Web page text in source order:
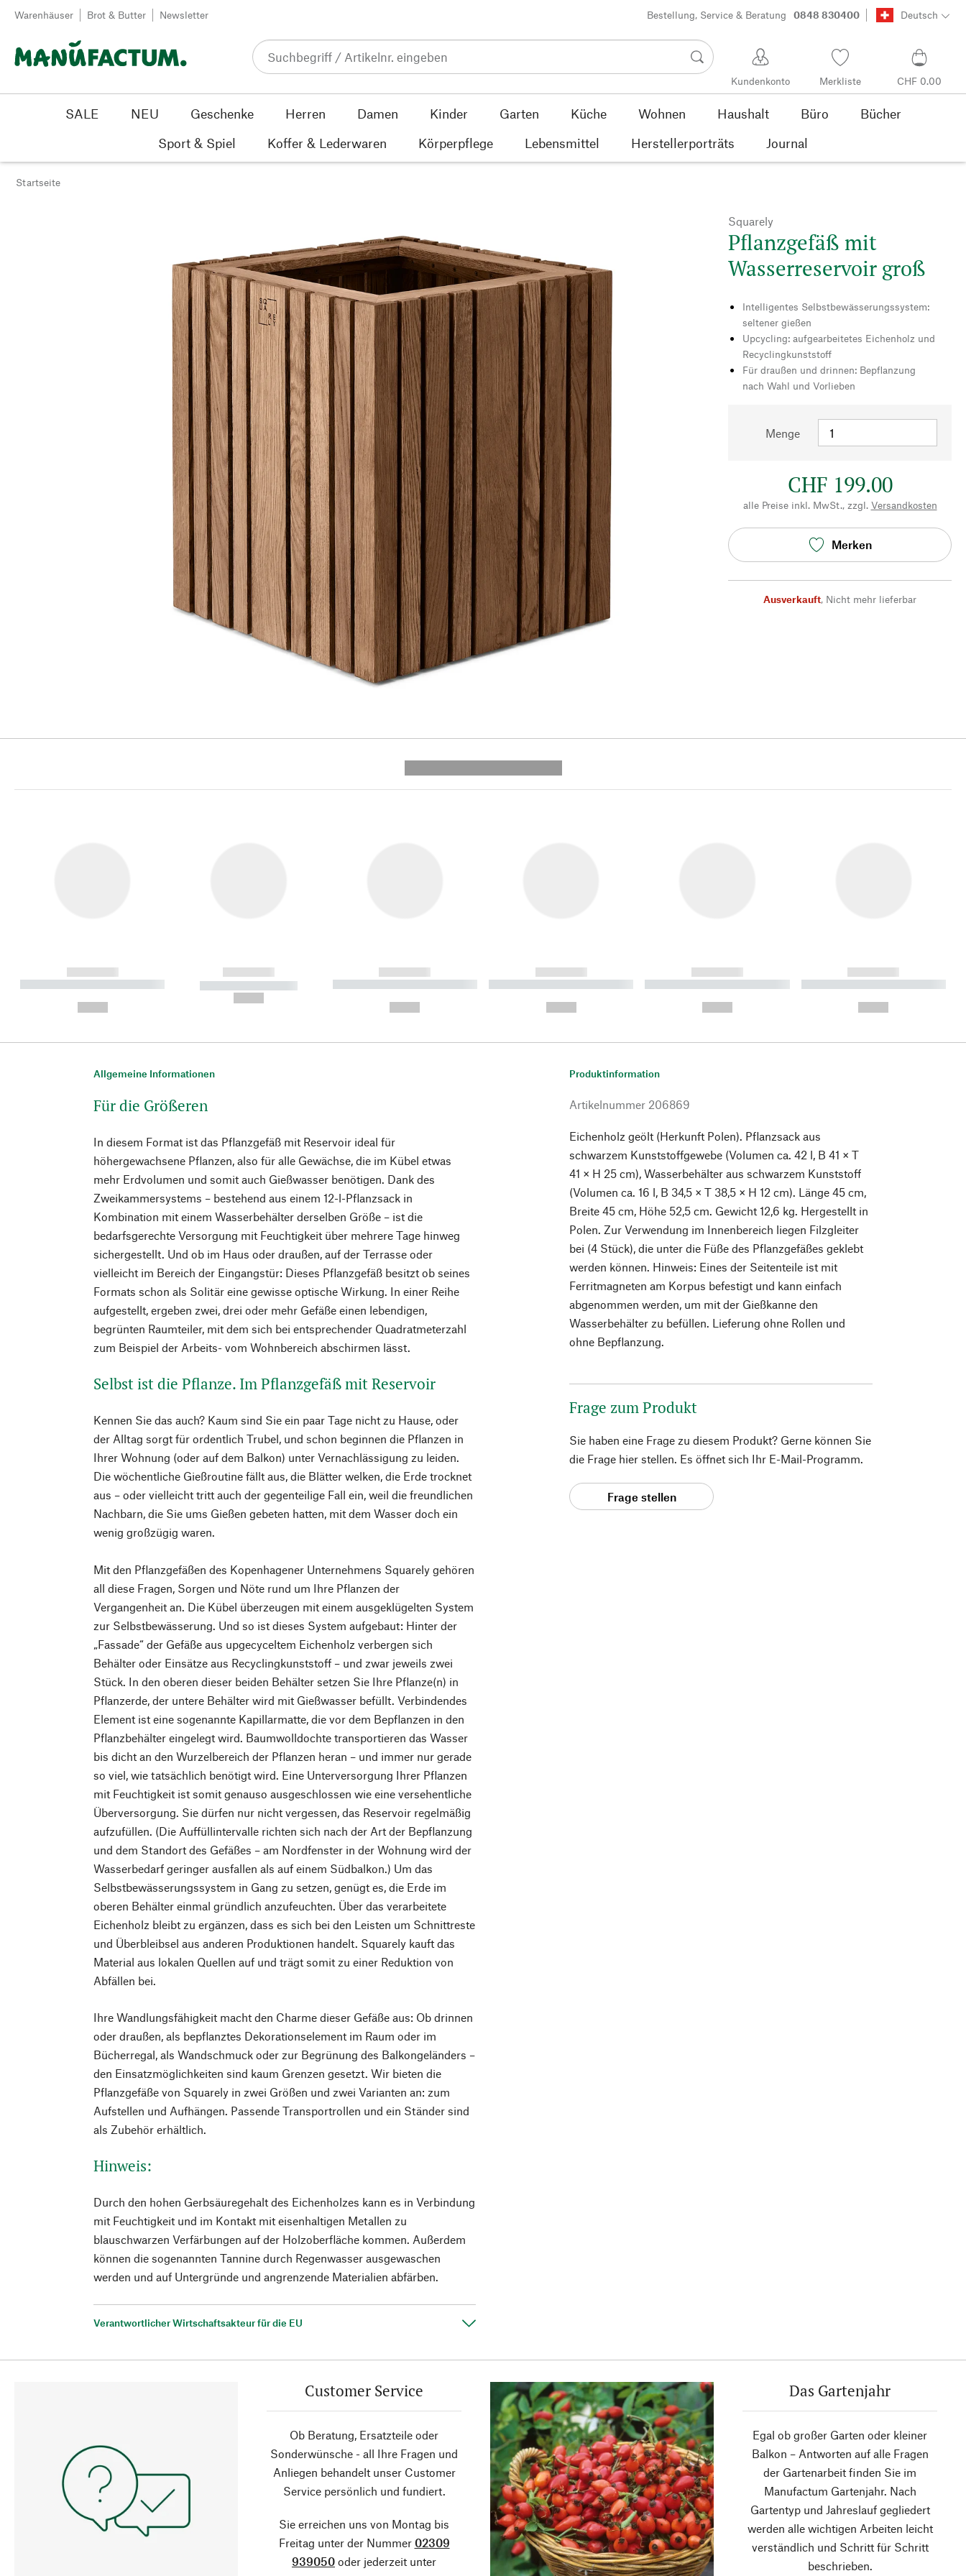
Zum Inhalt springen
Warenhäuser Brot & Butter Newsletter Bestellung, Service & Beratung 0848 830400 Deutsch
Kundenkonto Merkliste CHF 0.00
SALE NEU Geschenke Herren Damen Kinder Garten Küche Wohnen Haushalt Büro
Bücher
Sport & Spiel
Koffer & Lederwaren Körperpflege Lebensmittel Herstellerporträts Journal
Startseite
Squarely
Pflanzgefäß mit
Wasserreservoir groß
Intelligentes Selbstbewässerungssystem:
seltener gießen
Upcycling: aufgearbeitetes Eichenholz und
Recyclingkunststoff
Für draußen und drinnen: Bepflanzung
nach Wahl und Vorlieben
Menge
CHF 199.00
alle Preise inkl. MwSt., zzgl. Versandkosten
Merken
Ausverkauft, Nicht mehr lieferbar
------------
----------- ----------- ----------
------------
----------- -----------
------------
----------- ----------- ----------
------------
----------- ----------- ----------
------------
----------- ----------- ----------
------------
----------- ----------- ----------
Allgemeine Informationen
Für die Größeren
In diesem Format ist das Pflanzgefäß mit Reservoir ideal für
höhergewachsene Pflanzen, also für alle Gewächse, die im Kübel etwas
mehr Erdvolumen und somit auch Gießwasser benötigen. Dank des
Zweikammersystems – bestehend aus einem 12-l-Pflanzsack in
Kombination mit einem Wasserbehälter derselben Größe – ist die
bedarfsgerechte Versorgung mit Feuchtigkeit über mehrere Tage hinweg
sichergestellt. Und ob im Haus oder draußen, auf der Terrasse oder
vielleicht im Bereich der Eingangstür: Dieses Pflanzgefäß besitzt ob seines
Formats schon als Solitär eine gewisse optische Wirkung. In einer Reihe
aufgestellt, ergeben zwei, drei oder mehr Gefäße einen lebendigen,
begrünten Raumteiler, mit dem sich bei entsprechender Quadratmeterzahl
zum Beispiel der Arbeits- vom Wohnbereich abschirmen lässt.
Selbst ist die Pflanze. Im Pflanzgefäß mit Reservoir
Kennen Sie das auch? Kaum sind Sie ein paar Tage nicht zu Hause, oder
der Alltag sorgt für ordentlich Trubel, und schon beginnen die Pflanzen in
Ihrer Wohnung (oder auf dem Balkon) unter Vernachlässigung zu leiden.
Die wöchentliche Gießroutine fällt aus, die Blätter welken, die Erde trocknet
aus – oder vielleicht tritt auch der gegenteilige Fall ein, weil die freundlichen
Nachbarn, die Sie ums Gießen gebeten hatten, mit dem Wasser doch ein
wenig großzügig waren.
Mit den Pflanzgefäßen des Kopenhagener Unternehmens Squarely gehören
all diese Fragen, Sorgen und Nöte rund um Ihre Pflanzen der
Vergangenheit an. Die Kübel überzeugen mit einem ausgeklügelten System
zur Selbstbewässerung. Und so ist dieses System aufgebaut: Hinter der
„Fassade“ der Gefäße aus upgecyceltem Eichenholz verbergen sich
Behälter oder Einsätze aus Recyclingkunststoff – und zwar jeweils zwei
Stück. In den oberen dieser beiden Behälter setzen Sie Ihre Pflanze(n) in
Pflanzerde, der untere Behälter wird mit Gießwasser befüllt. Verbindendes
Element ist eine sogenannte Kapillarmatte, die vor dem Bepflanzen in den
Pflanzbehälter eingelegt wird. Baumwolldochte transportieren das Wasser
bis dicht an den Wurzelbereich der Pflanzen heran – und immer nur gerade
so viel, wie tatsächlich benötigt wird. Eine Unterversorgung Ihrer Pflanzen
mit Feuchtigkeit ist somit genauso ausgeschlossen wie eine versehentliche
Überversorgung. Sie dürfen nur nicht vergessen, das Reservoir regelmäßig
aufzufüllen. (Die Auffüllintervalle richten sich nach der Art der Bepflanzung
und dem Standort des Gefäßes – am Nordfenster in der Wohnung wird der
Wasserbedarf geringer ausfallen als auf einem Südbalkon.) Um das
Selbstbewässerungssystem in Gang zu setzen, genügt es, die Erde im
oberen Behälter einmal gründlich anzufeuchten. Über das verarbeitete
Eichenholz bleibt zu ergänzen, dass es sich bei den Leisten um Schnittreste
und Überbleibsel aus anderen Produktionen handelt. Squarely kauft das
Material aus lokalen Quellen auf und trägt somit zu einer Reduktion von
Abfällen bei.
Ihre Wandlungsfähigkeit macht den Charme dieser Gefäße aus: Ob drinnen
oder draußen, als bepflanztes Dekorationselement im Raum oder im
Bücherregal, als Wandschmuck oder zur Begrünung des Balkongeländers –
den Einsatzmöglichkeiten sind kaum Grenzen gesetzt. Wir bieten die
Pflanzgefäße von Squarely in zwei Größen und zwei Varianten an: zum
Aufstellen und Aufhängen. Passende Transportrollen und ein Ständer sind
als Zubehör erhältlich.
Hinweis:
Durch den hohen Gerbsäuregehalt des Eichenholzes kann es in Verbindung
mit Feuchtigkeit und im Kontakt mit eisenhaltigen Metallen zu
blauschwarzen Verfärbungen auf der Holzoberfläche kommen. Außerdem
können die sogenannten Tannine durch Regenwasser ausgewaschen
werden und auf Untergründe und angrenzende Materialien abfärben.
Verantwortlicher Wirtschaftsakteur für die EU
Produktinformation
Artikelnummer 206869
Eichenholz geölt (Herkunft Polen). Pflanzsack aus
schwarzem Kunststoffgewebe (Volumen ca. 42 l, B 41 × T
41 × H 25 cm), Wasserbehälter aus schwarzem Kunststoff
(Volumen ca. 16 l, B 34,5 × T 38,5 × H 12 cm). Länge 45 cm,
Breite 45 cm, Höhe 52,5 cm. Gewicht 12,6 kg. Hergestellt in
Polen. Zur Verwendung im Innenbereich liegen Filzgleiter
bei (4 Stück), die unter die Füße des Pflanzgefäßes geklebt
werden können. Hinweis: Eines der Seitenteile ist mit
Ferritmagneten am Korpus befestigt und kann einfach
abgenommen werden, um mit der Gießkanne den
Wasserbehälter zu befüllen. Lieferung ohne Rollen und
ohne Bepflanzung.
Frage zum Produkt
Sie haben eine Frage zu diesem Produkt? Gerne können Sie
die Frage hier stellen. Es öffnet sich Ihr E-Mail-Programm.
Frage stellen
Customer Service
Ob Beratung, Ersatzteile oder
Sonderwünsche - all Ihre Fragen und
Anliegen behandelt unser Customer
Service persönlich und fundiert.
Sie erreichen uns von Montag bis
Freitag unter der Nummer 02309
939050 oder jederzeit unter
Das Gartenjahr
Egal ob großer Garten oder kleiner
Balkon – Antworten auf alle Fragen
der Gartenarbeit finden Sie im
Manufactum Gartenjahr. Nach
Gartentyp und Jahreslauf gegliedert
werden alle wichtigen Arbeiten leicht
verständlich und Schritt für Schritt
beschrieben.